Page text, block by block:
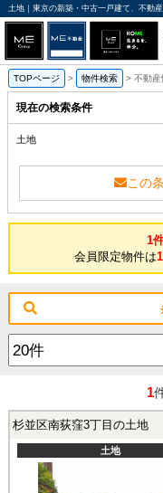
土地｜東京の新築・中古一戸建て、不動
TOPページ > 物件検索 > 不動産
現在の検索条件
土地
この
1
会員限定物件は
1
杉並区南荻窪3丁目の土地
土地